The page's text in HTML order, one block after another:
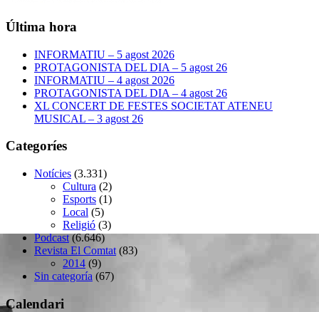
Última hora
INFORMATIU – 5 agost 2026
PROTAGONISTA DEL DIA – 5 agost 26
INFORMATIU – 4 agost 2026
PROTAGONISTA DEL DIA – 4 agost 26
XL CONCERT DE FESTES SOCIETAT ATENEU
MUSICAL – 3 agost 26
Categoríes
Notícies (3.331)
Cultura (2)
Esports (1)
Local (5)
Religió (3)
Podcast(6.646)
Revista El Comtat (83)
2014 (9)
Sin categoría (67)
Calendari